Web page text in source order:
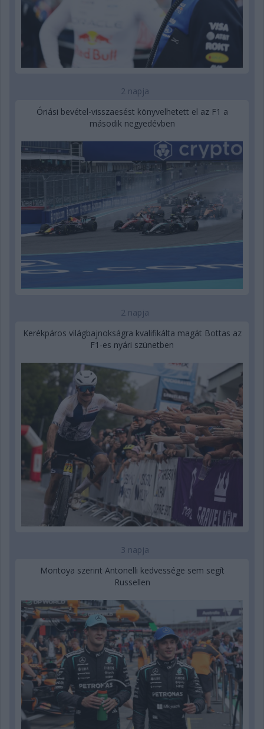
2 napja
Óriási bevétel-visszaesést könyvelhetett el az F1 a
második negyedévben
2 napja
Kerékpáros világbajnokságra kvalifikálta magát Bottas az
F1-es nyári szünetben
3 napja
Montoya szerint Antonelli kedvessége sem segít
Russellen